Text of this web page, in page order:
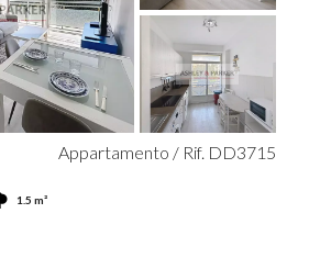
Appartamento / Rif. DD3715
1.5 m²